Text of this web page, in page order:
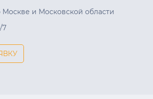
Москве и Московской области
7